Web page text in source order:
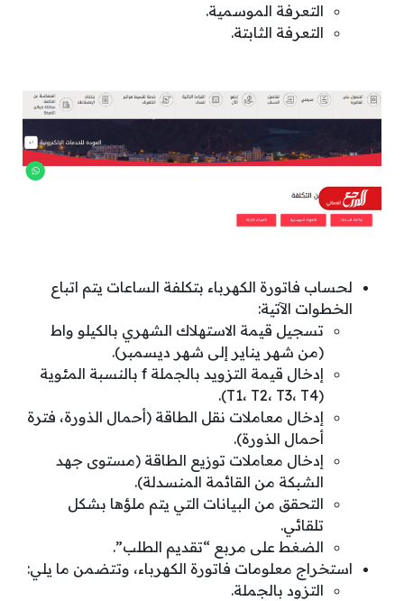
التعرفة الموسمية.
التعرفة الثابتة.
لحساب فاتورة الكهرباء بتكلفة الساعات يتم اتباع
الخطوات الآتية:
تسجيل قيمة الاستهلاك الشهري بالكيلو واط
(من شهر يناير إلى شهر ديسمبر).
إدخال قيمة التزويد بالجملة f بالنسبة المئوية
(T1، T2، T3، T4).
إدخال معاملات نقل الطاقة (أحمال الذورة، فترة
أحمال الذورة).
إدخال معاملات توزيع الطاقة (مستوى جهد
الشبكة من القائمة المنسدلة).
التحقق من البيانات التي يتم ملؤها بشكل
تلقائي.
الضغط على مربع “تقديم الطلب”.
استخراج معلومات فاتورة الكهرباء، وتتضمن ما يلي:
التزود بالجملة.